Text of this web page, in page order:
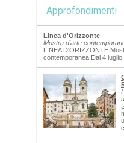
Approfondimenti
Linea d'Orizzonte
Mostra d'arte
LINEA D'ORIZZONTE
contemporanea Dal 4 luglio